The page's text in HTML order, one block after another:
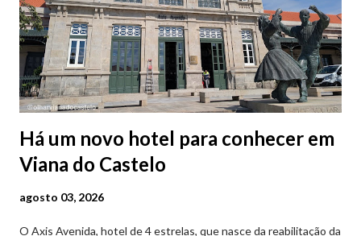
Há um novo hotel para conhecer em
Viana do Castelo
agosto 03, 2026
O Axis Avenida, hotel de 4 estrelas, que nasce da reabilitação da